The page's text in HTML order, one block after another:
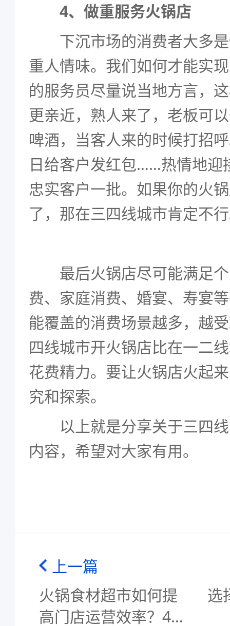
4、做重服务火锅店
下沉市场的消费者大多是
重人情味。我们如何才能实
的服务员尽量说当地方言，
更亲近，熟人来了，老板可
啤酒，当客人来的时候打招
日给客户发红包……热情地迎
忠实客户一批。如果你的火
了，那在三四线城市肯定不
最后火锅店尽可能满足个
费、家庭消费、婚宴、寿宴
能覆盖的消费场景越多，越
四线城市开火锅店比在一二
花费精力。要让火锅店火起
究和探索。
以上就是分享关于三四线
内容，希望对大家有用。
上一篇
火锅食材超市如何提
高门店运营效率？4个
选